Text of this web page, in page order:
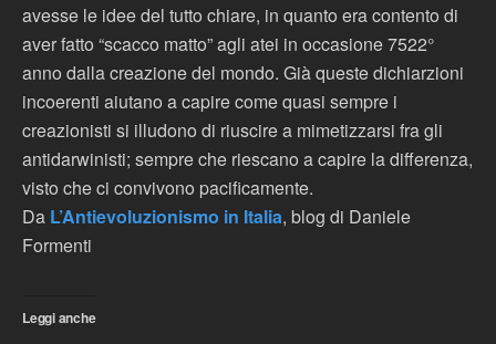
avesse le idee del tutto chiare, in quanto era contento di
aver fatto “scacco matto” agli atei in occasione 7522°
anno dalla creazione del mondo. Già queste dichiarzioni
incoerenti aiutano a capire come quasi sempre i
creazionisti si illudono di riuscire a mimetizzarsi fra gli
antidarwinisti; sempre che riescano a capire la differenza,
visto che ci convivono pacificamente.
Da L’Antievoluzionismo in Italia, blog di Daniele
Formenti
Leggi anche